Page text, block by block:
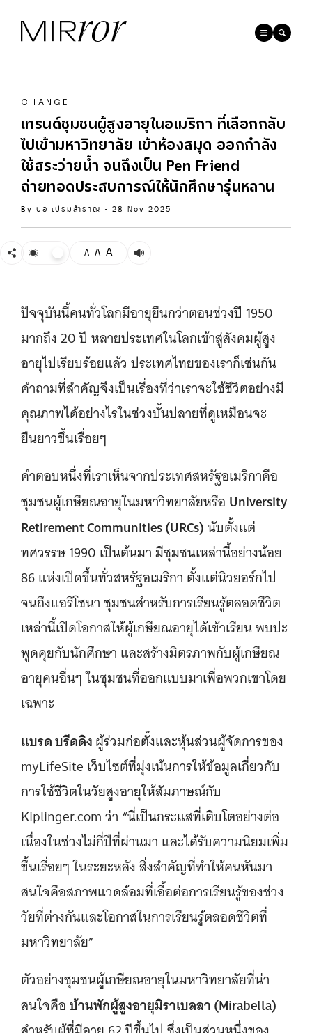
CHANGE
เทรนด์ชุมชนผู้สูงอายุในอเมริกา ที่เลือกกลับ
ไปเข้ามหาวิทยาลัย เข้าห้องสมุด ออกกำลัง
ใช้สระว่ายน้ำ จนถึงเป็น Pen Friend
ถ่ายทอดประสบการณ์ให้นักศึกษารุ่นหลาน
By ปอ เปรมสำราญ • 28 Nov 2025
A A A
ปัจจุบันนี้คนทั่วโลกมีอายุยืนกว่าตอนช่วงปี 1950
มากถึง 20 ปี หลายประเทศในโลกเข้าสู่สังคมผู้สูง
อายุไปเรียบร้อยแล้ว ประเทศไทยของเราก็เช่นกัน
คำถามที่สำคัญจึงเป็นเรื่องที่ว่าเราจะใช้ชีวิตอย่างมี
คุณภาพได้อย่างไรในช่วงบั้นปลายที่ดูเหมือนจะ
ยืนยาวขึ้นเรื่อยๆ
คำตอบหนึ่งที่เราเห็นจากประเทศสหรัฐอเมริกาคือ
ชุมชนผู้เกษียณอายุในมหาวิทยาลัยหรือ University
Retirement Communities (URCs)นับตั้งแต่
ทศวรรษ 1990 เป็นต้นมา มีชุมชนเหล่านี้อย่างน้อย
86 แห่งเปิดขึ้นทั่วสหรัฐอเมริกา ตั้งแต่นิวยอร์กไป
จนถึงแอริโซนา ชุมชนสำหรับการเรียนรู้ตลอดชีวิต
เหล่านี้เปิดโอกาสให้ผู้เกษียณอายุได้เข้าเรียน พบปะ
พูดคุยกับนักศึกษา และสร้างมิตรภาพกับผู้เกษียณ
อายุคนอื่นๆ ในชุมชนที่ออกแบบมาเพื่อพวกเขาโดย
เฉพาะ
แบรด บรีดดิงผู้ร่วมก่อตั้งและหุ้นส่วนผู้จัดการของ
myLifeSite เว็บไซต์ที่มุ่งเน้นการให้ข้อมูลเกี่ยวกับ
การใช้ชีวิตในวัยสูงอายุให้สัมภาษณ์กับ
Kiplinger.com ว่า “นี่เป็นกระแสที่เติบโตอย่างต่อ
เนื่องในช่วงไม่กี่ปีที่ผ่านมา และได้รับความนิยมเพิ่ม
ขึ้นเรื่อยๆ ในระยะหลัง สิ่งสำคัญที่ทำให้คนหันมา
สนใจคือสภาพแวดล้อมที่เอื้อต่อการเรียนรู้ของช่วง
วัยที่ต่างกันและโอกาสในการเรียนรู้ตลอดชีวิตที่
มหาวิทยาลัย”
ตัวอย่างชุมชนผู้เกษียณอายุในมหาวิทยาลัยที่น่า
สนใจคือบ้านพักผู้สูงอายุมิราเบลลา (Mirabella)